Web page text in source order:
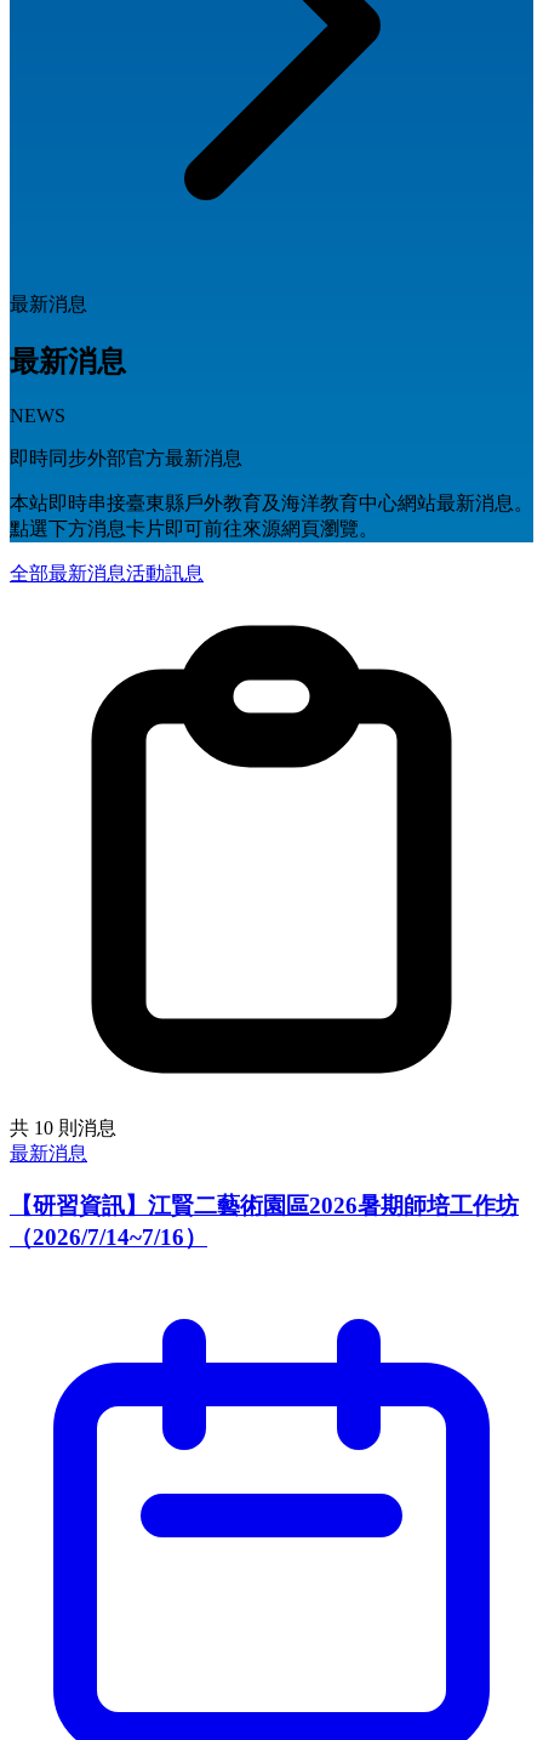
最新消息
最新消息
NEWS
即時同步外部官方最新消息
本站即時串接臺東縣戶外教育及海洋教育中心網站最新消息。
點選下方消息卡片即可前往來源網頁瀏覽。
全部最新消息活動訊息
共 10 則消息
最新消息
【研習資訊】江賢二藝術園區2026暑期師培工作坊
（2026/7/14~7/16）